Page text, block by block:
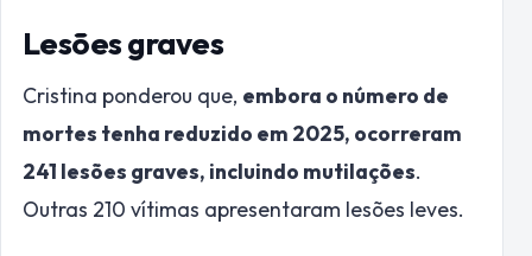
Lesões graves
Cristina ponderou que, embora o número de
mortes tenha reduzido em 2025, ocorreram
241 lesões graves, incluindo mutilações.
Outras 210 vítimas apresentaram lesões leves.